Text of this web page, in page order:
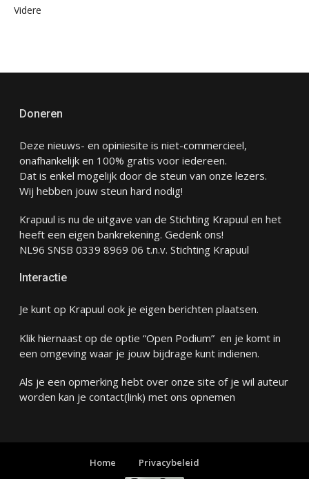
Videre
Doneren
Deze nieuws- en opiniesite is niet-commercieel,
onafhankelijk en 100% gratis voor iedereen.
Dat is enkel mogelijk door de steun van onze lezers.
Wij hebben jouw steun hard nodig!
Krapuul is nu de uitgave van de Stichting Krapuul en het
heeft een eigen bankrekening. Gedenk ons!
NL96 SNSB 0339 8969 06 t.n.v. Stichting Krapuul
Interactie
Je kunt op Krapuul ook je eigen berichten plaatsen.
Klik hiernaast op de optie “Open Podium” en je komt in
een omgeving waar je jouw bijdrage kunt indienen.
Als je een opmerking hebt over onze site of je wil auteur
worden kan je contact(link) met ons opnemen
Home Privacybeleid